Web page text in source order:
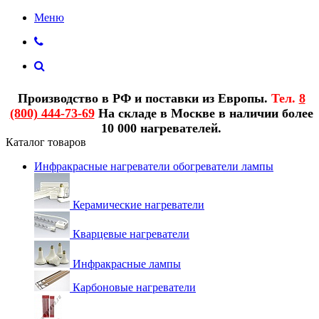
Меню
Производство в РФ и поставки из Европы. Тел. 8
(800) 444-73-69На складе в Москве в наличии более
10 000 нагревателей.
Каталог товаров
Инфракрасные нагреватели обогреватели лампы
Керамические нагреватели
Кварцевые нагреватели
Инфракрасные лампы
Карбоновые нагреватели